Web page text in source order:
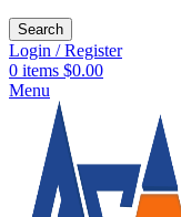
Search
Login / Register
0 items $0.00
Menu